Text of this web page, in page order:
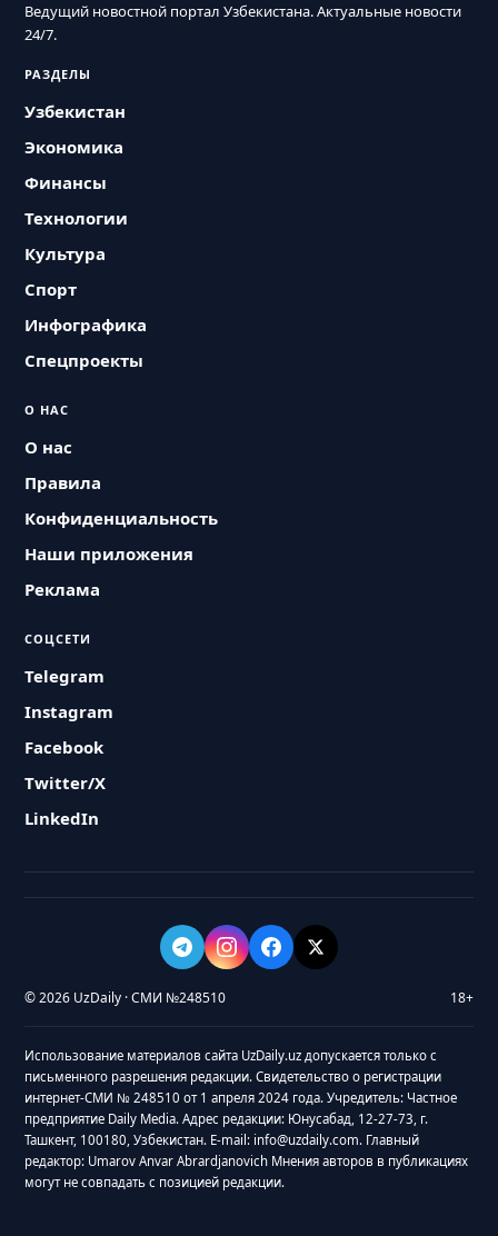
Ведущий новостной портал Узбекистана. Актуальные новости
24/7.
РАЗДЕЛЫ
Узбекистан
Экономика
Финансы
Технологии
Культура
Спорт
Инфографика
Спецпроекты
О НАС
О нас
Правила
Конфиденциальность
Наши приложения
Реклама
СОЦСЕТИ
Telegram
Instagram
Facebook
Twitter/X
LinkedIn
© 2026 UzDaily · СМИ №248510 18+
Использование материалов сайта UzDaily.uz допускается только с
письменного разрешения редакции. Свидетельство о регистрации
интернет-СМИ № 248510 от 1 апреля 2024 года. Учредитель: Частное
предприятие Daily Media. Адрес редакции: Юнусабад, 12-27-73, г.
Ташкент, 100180, Узбекистан. E-mail: info@uzdaily.com. Главный
редактор: Umarov Anvar Abrardjanovich Мнения авторов в публикациях
могут не совпадать с позицией редакции.